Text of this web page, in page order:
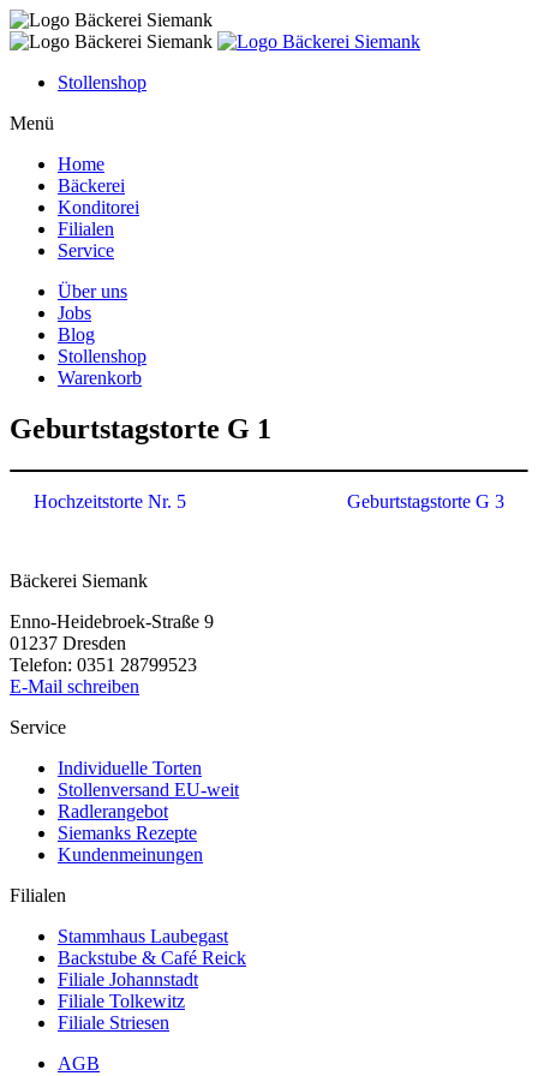
Skip
to
Stollenshop
Menü
Home
Bäckerei
Konditorei
Filialen
Service
Über uns
Jobs
Blog
Stollenshop
Warenkorb
Geburtstagstorte G 1
Beitragsnavigation
Hochzeitstorte Nr. 5 Geburtstagstorte G 3
Bäckerei Siemank
Enno-Heidebroek-Straße 9
01237 Dresden
Telefon: 0351 28799523
E-Mail schreiben
Service
Individuelle Torten
Stollenversand EU-weit
Radlerangebot
Siemanks Rezepte
Kundenmeinungen
Filialen
Stammhaus Laubegast
Backstube & Café Reick
Filiale Johannstadt
Filiale Tolkewitz
Filiale Striesen
AGB